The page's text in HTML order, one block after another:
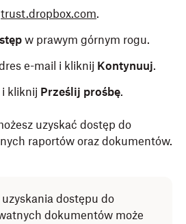
trust.dropbox.com.
w prawym górnym rogu.
e-mail i kliknij Kontynuuj.
i kliknij Prześlij prośbę.
uzyskać dostęp do
raportów oraz dokumentów.
uzyskania dostępu do
dokumentów może